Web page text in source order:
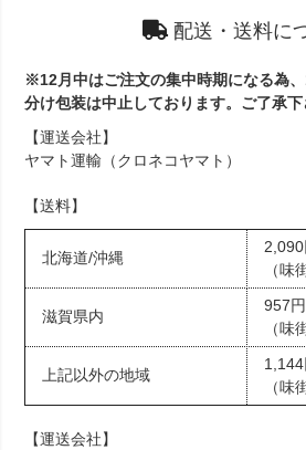
配送・送料に
※12月中はご注文の集中時期になる為
分け包装は中止しております。ご了承下
【運送会社】
ヤマト運輸（クロネコヤマト）
【送料】
北海道/沖縄
2,090
（味
滋賀県内
957円
（味
上記以外の地域
1,144
（味
【運送会社】